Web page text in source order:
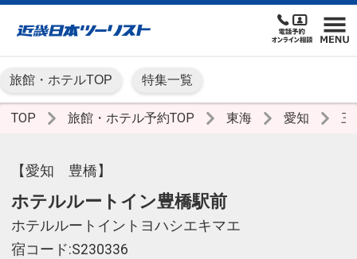
旅館・ホテルTOP 特集一覧
TOP 旅館・ホテル予約TOP 東海 愛知 三
【愛知 豊橋】
ホテルルートイン豊橋駅前
ホテルルートイントヨハシエキマエ
宿コード:S230336